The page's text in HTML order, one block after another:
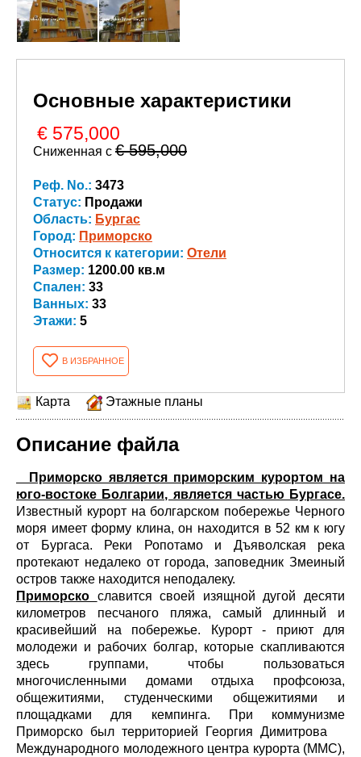
Основные характеристики
€ 575,000
Сниженная с € 595,000
Реф. No.: 3473
Статус: Продажи
Область: Бургас
Город: Приморско
Относится к категории: Oтели
Размер: 1200.00 кв.м
Спален: 33
Ванных: 33
Этажи: 5
В ИЗБРАННОЕ
Карта Этажные планы
Описание файла
Приморско является приморским курортом на
юго-востоке Болгарии, является частью Бургасе.
Известный курорт на болгарском побережье Черного
моря имеет форму клина, он находится в 52 км к югу
от Бургаса. Реки Ропотамо и Дъяволская река
протекают недалеко от города, заповедник Змеиный
остров также находится неподалеку.
Приморско славится своей изящной дугой десяти
километров песчаного пляжа, самый длинный и
красивейший на побережье. Курорт - приют для
молодежи и рабочих болгар, которые скапливаются
здесь группами, чтобы пользоваться
многочисленными домами отдыха профсоюза,
общежитиями, студенческими общежитиями и
площадками для кемпинга. При коммунизме
Приморско был территорией Георгия Димитрова
Международного молодежного центра курорта (MMC),